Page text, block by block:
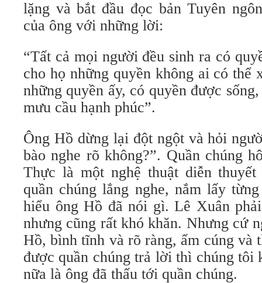
lặng và bắt đầu đọc bản Tuyên
của ông với những lời:
“Tất cả mọi người đều sinh ra có
cho họ những quyền không ai có thể
những quyền ấy, có quyền được
mưu cầu hạnh phúc”.
Ông Hồ dừng lại đột ngột và hỏi
bào nghe rõ không?”. Quần chúng
Thực là một nghệ thuật diễn
quần chúng lắng nghe, nắm lấy
hiểu ông Hồ đã nói gì. Lê Xuân
nhưng cũng rất khó khăn. Nhưng cứ
Hồ, bình tĩnh và rõ ràng, ấm cúng và
được quần chúng trả lời thì chúng tôi
nữa là ông đã thấu tới quần chúng.